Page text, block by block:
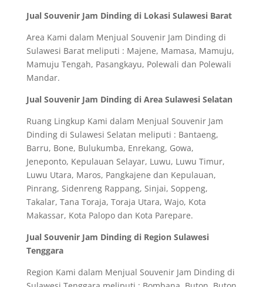
Jual Souvenir Jam Dinding di Lokasi Sulawesi Barat
Area Kami dalam Menjual Souvenir Jam Dinding di
Sulawesi Barat meliputi : Majene, Mamasa, Mamuju,
Mamuju Tengah, Pasangkayu, Polewali dan Polewali
Mandar.
Jual Souvenir Jam Dinding di Area Sulawesi Selatan
Ruang Lingkup Kami dalam Menjual Souvenir Jam
Dinding di Sulawesi Selatan meliputi : Bantaeng,
Barru, Bone, Bulukumba, Enrekang, Gowa,
Jeneponto, Kepulauan Selayar, Luwu, Luwu Timur,
Luwu Utara, Maros, Pangkajene dan Kepulauan,
Pinrang, Sidenreng Rappang, Sinjai, Soppeng,
Takalar, Tana Toraja, Toraja Utara, Wajo, Kota
Makassar, Kota Palopo dan Kota Parepare.
Jual Souvenir Jam Dinding di Region Sulawesi
Tenggara
Region Kami dalam Menjual Souvenir Jam Dinding di